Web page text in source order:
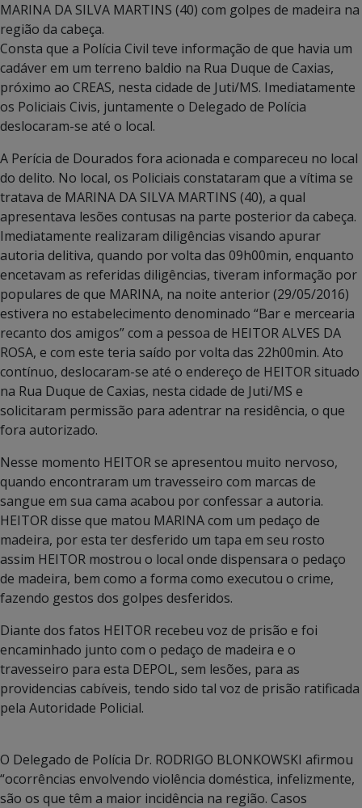
MARINA DA SILVA MARTINS (40) com golpes de madeira na
região da cabeça.
Consta que a Polícia Civil teve informação de que havia um
cadáver em um terreno baldio na Rua Duque de Caxias,
próximo ao CREAS, nesta cidade de Juti/MS. Imediatamente
os Policiais Civis, juntamente o Delegado de Polícia
deslocaram-se até o local.
A Perícia de Dourados fora acionada e compareceu no local
do delito. No local, os Policiais constataram que a vítima se
tratava de MARINA DA SILVA MARTINS (40), a qual
apresentava lesões contusas na parte posterior da cabeça.
Imediatamente realizaram diligências visando apurar
autoria delitiva, quando por volta das 09h00min, enquanto
encetavam as referidas diligências, tiveram informação por
populares de que MARINA, na noite anterior (29/05/2016)
estivera no estabelecimento denominado “Bar e mercearia
recanto dos amigos” com a pessoa de HEITOR ALVES DA
ROSA, e com este teria saído por volta das 22h00min. Ato
contínuo, deslocaram-se até o endereço de HEITOR situado
na Rua Duque de Caxias, nesta cidade de Juti/MS e
solicitaram permissão para adentrar na residência, o que
fora autorizado.
Nesse momento HEITOR se apresentou muito nervoso,
quando encontraram um travesseiro com marcas de
sangue em sua cama acabou por confessar a autoria.
HEITOR disse que matou MARINA com um pedaço de
madeira, por esta ter desferido um tapa em seu rosto
assim HEITOR mostrou o local onde dispensara o pedaço
de madeira, bem como a forma como executou o crime,
fazendo gestos dos golpes desferidos.
Diante dos fatos HEITOR recebeu voz de prisão e foi
encaminhado junto com o pedaço de madeira e o
travesseiro para esta DEPOL, sem lesões, para as
providencias cabíveis, tendo sido tal voz de prisão ratificada
pela Autoridade Policial.
O Delegado de Polícia Dr. RODRIGO BLONKOWSKI afirmou
“ocorrências envolvendo violência doméstica, infelizmente,
são os que têm a maior incidência na região. Casos